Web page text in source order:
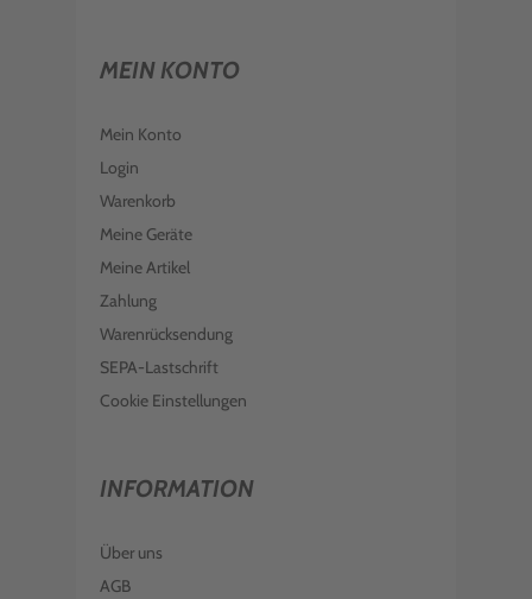
MEIN KONTO
Mein Konto
Login
Warenkorb
Meine Geräte
Meine Artikel
Zahlung
Warenrücksendung
SEPA-Lastschrift
Cookie Einstellungen
INFORMATION
Über uns
AGB